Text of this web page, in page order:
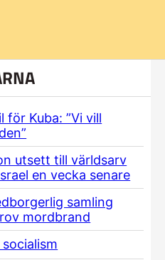
för Kuba: ”Vi vill
utsett till världsarv
en vecka senare
samling
mordbrand